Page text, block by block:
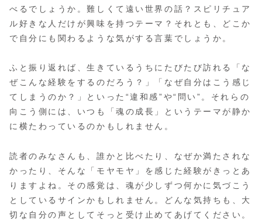
べるでしょうか。難しくて遠い世界の話？スピリチュア
ル好きな人だけが興味を持つテーマ？それとも、どこか
で自分にも関わるような気がする言葉でしょうか。
ふと振り返れば、生きているうちにたびたび訪れる「な
ぜこんな経験をするのだろう？」「なぜ自分はこう感じ
てしまうのか？」といった“違和感”や“問い”。それらの
向こう側には、いつも「魂の成長」というテーマが静か
に横たわっているのかもしれません。
読者のみなさんも、誰かと比べたり、なぜか満たされな
かったり、そんな「モヤモヤ」を感じた経験がきっとあ
りますよね。その感覚は、魂が少しずつ何かに気づこう
としているサインかもしれません。どんな気持ちも、大
切な自分の声としてそっと受け止めてあげてください。